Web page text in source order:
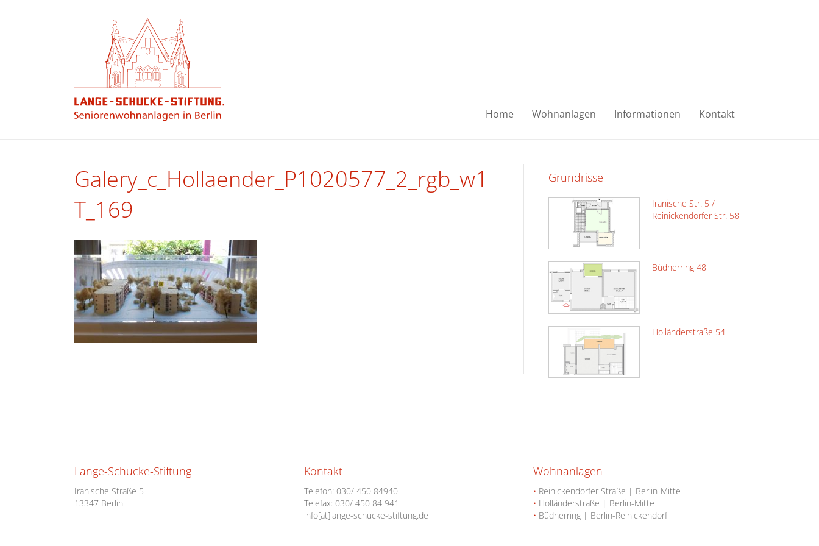
Home Wohnanlagen Informationen Kontakt
Galery_c_Hollaender_P1020577_2_rgb_w1
T_169
Grundrisse
Iranische Str. 5 /
Reinickendorfer Str. 58
Büdnerring 48
Holländerstraße 54
Lange-Schucke-Stiftung
Iranische Straße 5
13347 Berlin
Kontakt
Telefon: 030/ 450 84940
Telefax: 030/ 450 84 941
info[at]lange-schucke-stiftung.de
Wohnanlagen
• Reinickendorfer Straße | Berlin-Mitte
• Holländerstraße | Berlin-Mitte
• Büdnerring | Berlin-Reinickendorf